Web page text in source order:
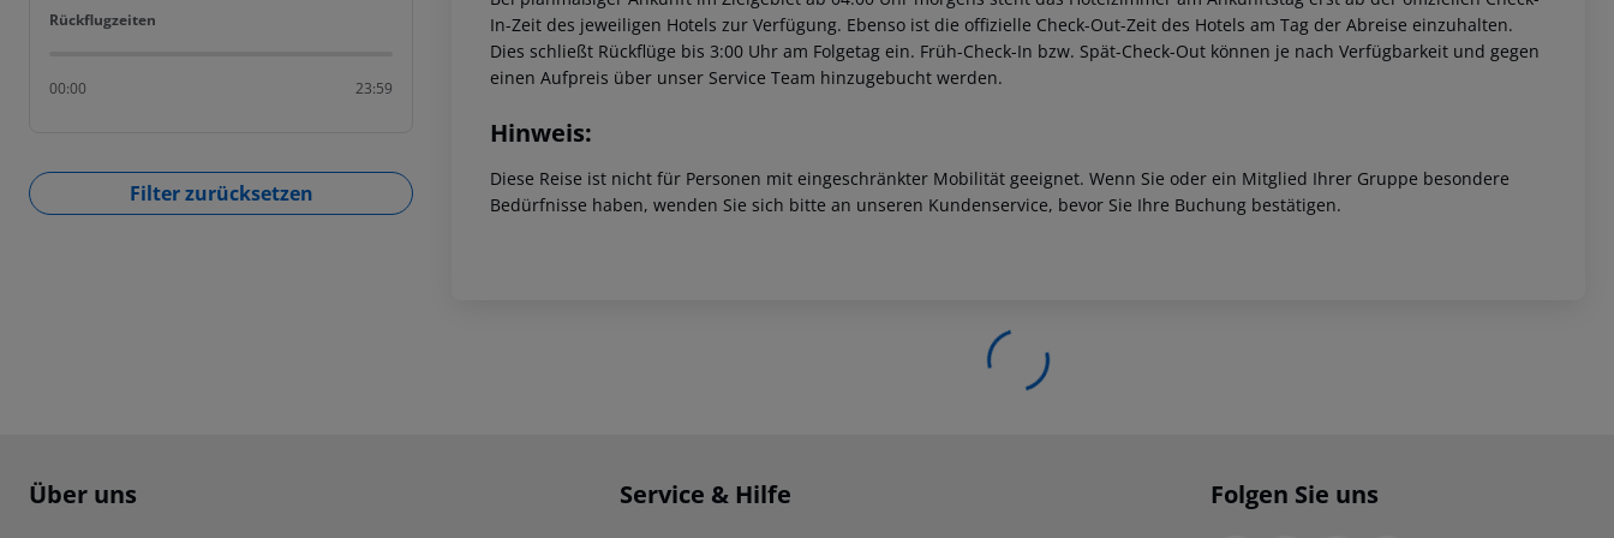
Rückflugzeiten
Rückflugzeiten
00:00 23:59
Filter zurücksetzen
In-Zeit des jeweiligen Hotels zur Verfügung. Ebenso ist die offizielle Check-Out-Zeit des Hotels am Tag der Abreise einzuhalten.
Dies schließt Rückflüge bis 3:00 Uhr am Folgetag ein. Früh-Check-In bzw. Spät-Check-Out können je nach Verfügbarkeit und gegen
einen Aufpreis über unser Service Team hinzugebucht werden.
Hinweis:
Diese Reise ist nicht für Personen mit eingeschränkter Mobilität geeignet. Wenn Sie oder ein Mitglied Ihrer Gruppe besondere
Bedürfnisse haben, wenden Sie sich bitte an unseren Kundenservice, bevor Sie Ihre Buchung bestätigen.
Footer navigation
Über uns Service & Hilfe Folgen Sie uns